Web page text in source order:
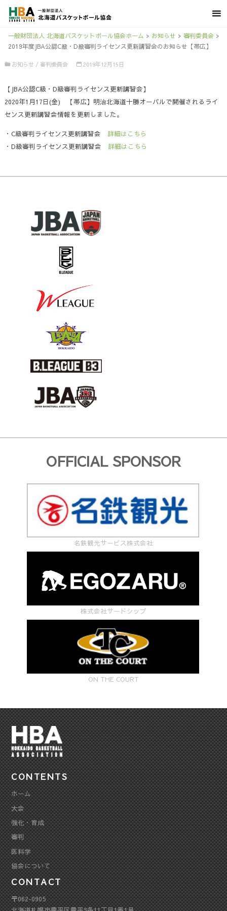
一般財団法人 北海道バスケットボール協会ホーム > お知らせ > 審判委員会>
2019年度JBA公認C級・D級審判ライセンス更新講習会のお知らせ【帯広】
お知らせ / 審判委員会 2019年12月15日
【JBA公認C級・D級審判ライセンス更新講習会】
2020年1月17日(金) 【帯広】明治北海道十勝オーバルで開催されるライ
センス更新講習会情報を更新しました。
・C級審判ライセンス更新講習会 詳細はこちら
・D級審判ライセンス更新講習会 詳細はこちら
OFFICIAL SPONSOR
名鉄観光サービス株式会社
株式会社サードシップ
ON THE COURT
CONTENTS
ホーム
大会
強化・育成
審判
医科学
協会について
CONTACT
〒062-0905